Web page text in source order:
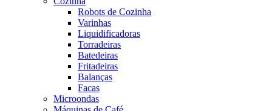
Robots de Cozinha
Varinhas
Liquidificadoras
Torradeiras
Batedeiras
Fritadeiras
Balanças
Facas
Microondas